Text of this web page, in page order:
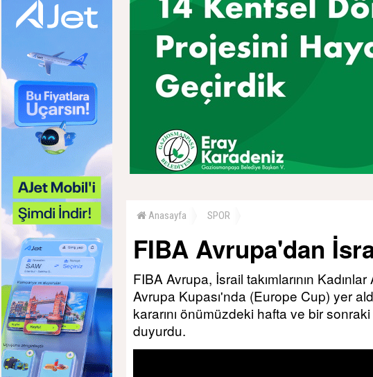
Anasayfa SPOR
FIBA Avrupa'dan
FIBA Avrupa, İsrail takımlarının
Avrupa Kupası'nda (Europe Cup) yer
kararını önümüzdeki hafta ve bir sonraki
duyurdu.